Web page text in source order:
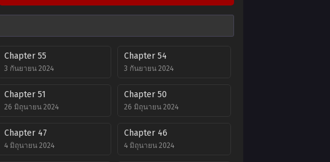
Chapter 55
3 กันยายน 2024
Chapter 54
3 กันยายน 2024
Chapter 51
26 มิถุนายน 2024
Chapter 50
26 มิถุนายน 2024
Chapter 47
4 มิถุนายน 2024
Chapter 46
4 มิถุนายน 2024